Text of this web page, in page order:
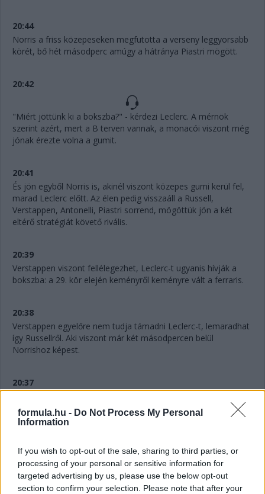
formula.hu - Do Not Process My Personal
Information
If you wish to opt-out of the sale, sharing to third parties, or
processing of your personal or sensitive information for
targeted advertising by us, please use the below opt-out
section to confirm your selection. Please note that after your
20:44
Norris a friss közepeseken megfutotta a verseny leggyorsabb
körét, bő hét másodperc amúgy a hátránya Piastri mögött.
20:42
"Miért jöttünk ki a bokszba?" - kérdezi Leclerc. A mérnök
szerint azért, mert a B terven vannak, a monacói viszont még
jónak érezte volna a gumit.
20:41
És jön egyből Norris is, akinél viszont közepes gumi kerül fel,
marad Leclerc előtt. Az élen pedig visszaáll a Russell,
Verstappen, Antonelli, Piastri sorrend, mögöttük jön a két
eltérő stratégiát követő rivális.
20:39
Verstappen viszont fellélegezhet, Leclerc-t ugyanis hívják a
bokszba: a 29. kör elején keményről keményre vált a ferraris.
20:38
Verstappen egyelőre nem tudja támadni Leclerc-t, lemaradhat
így Russellről. Aki viszont már két másodpercen belül
Norrishoz képest.
20:37
Mercedes. És csak három másodpercre előtte Norris.
Russell és vele együtt Verstappen kezd megérkezni Leclerc-re.
20:34